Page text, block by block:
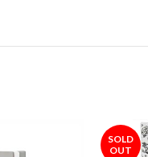
SOLD
OUT